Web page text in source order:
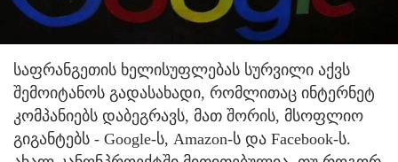
საფრანგეთის ხელისუფლებას სურვილი აქვს
შემოიტანოს გადასახადი, რომლითაც ინტერნეტ
კომპანიებს დაბეგრავს, მათ შორის, მსოფლიო
გიგანტებს - Google-ს, Amazon-ს და Facebook-ს.